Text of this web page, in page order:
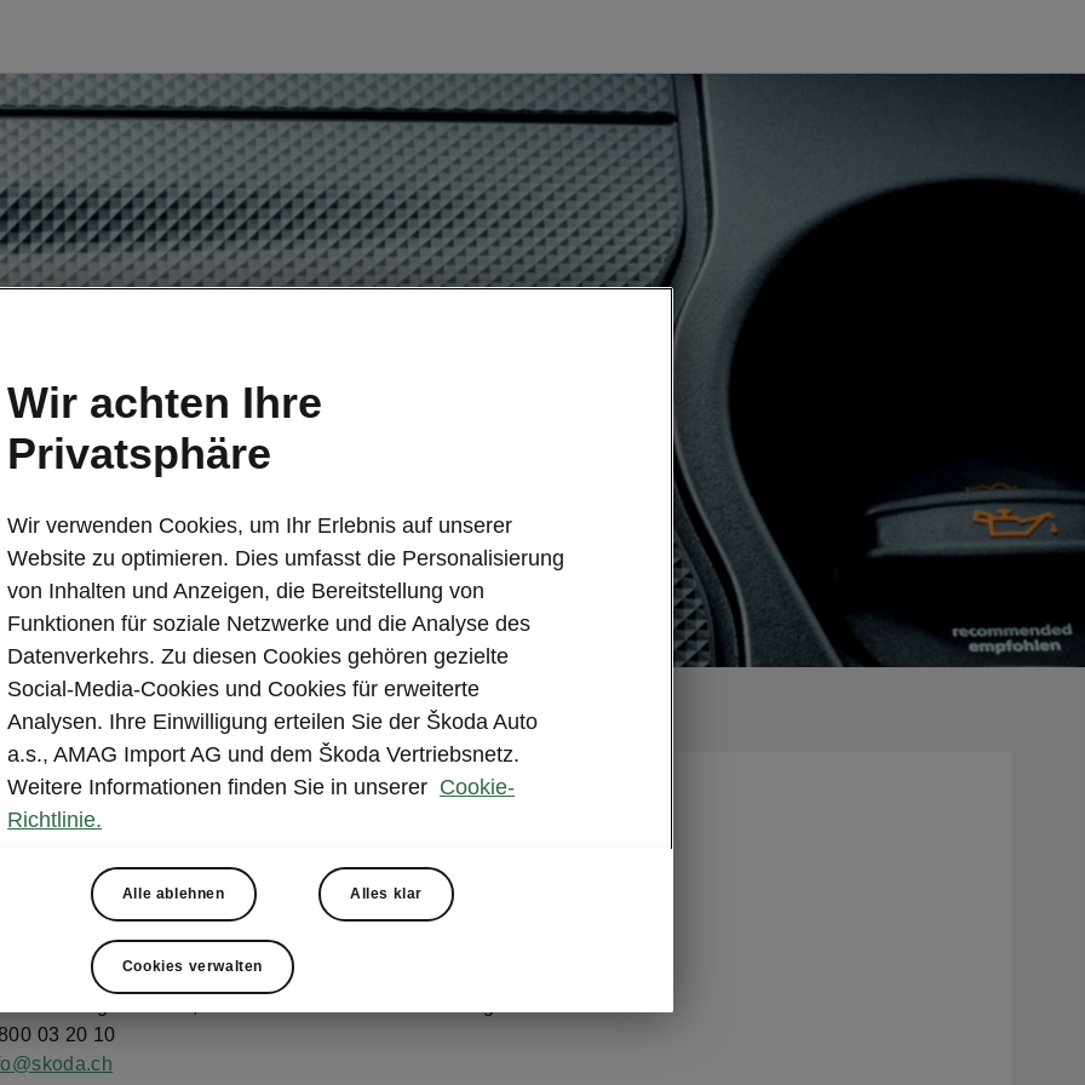
Rückruf und Werkstattbesuch wenden Sie sie bitte
Škoda Partner.
03 20 10
Wir achten Ihre
Privatsphäre
Wir verwenden Cookies, um Ihr Erlebnis auf unserer
Website zu optimieren. Dies umfasst die Personalisierung
von Inhalten und Anzeigen, die Bereitstellung von
Funktionen für soziale Netzwerke und die Analyse des
Datenverkehrs. Zu diesen Cookies gehören gezielte
Social-Media-Cookies und Cookies für erweiterte
Analysen. Ihre Einwilligung erteilen Sie der Škoda Auto
a.s., AMAG Import AG und dem Škoda Vertriebsnetz.
Weitere Informationen finden Sie in unserer Cookie-
Richtlinie.
Alle ablehnen Alles klar
Cookies verwalten